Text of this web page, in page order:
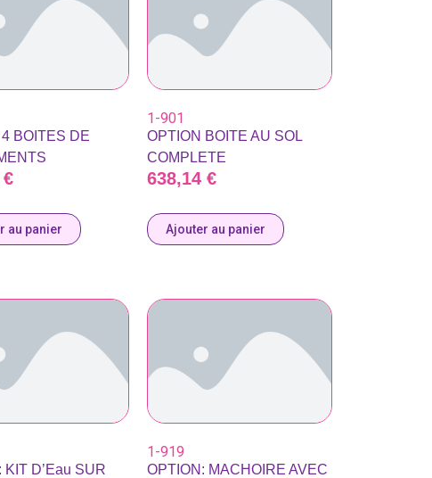
BOITES DE
€
au panier
1-901
OPTION BOITE AU SOL
COMPLETE
638,14 €
Ajouter au panier
KIT D’Eau SUR
1-919
OPTION: MACHOIRE AVEC